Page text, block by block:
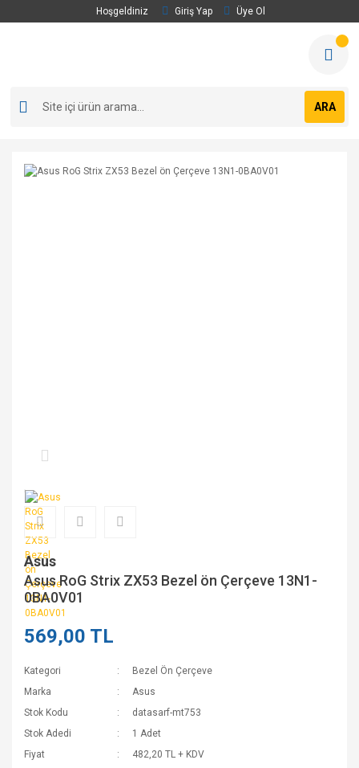
Hoşgeldiniz Giriş Yap Üye Ol
ARA
Asus
Asus RoG Strix ZX53 Bezel ön Çerçeve 13N1-
0BA0V01
569,00 TL
Kategori
Bezel Ön Çerçeve
Marka
Asus
Stok Kodu
datasarf-mt753
Stok Adedi
1 Adet
Fiyat
482,20 TL + KDV